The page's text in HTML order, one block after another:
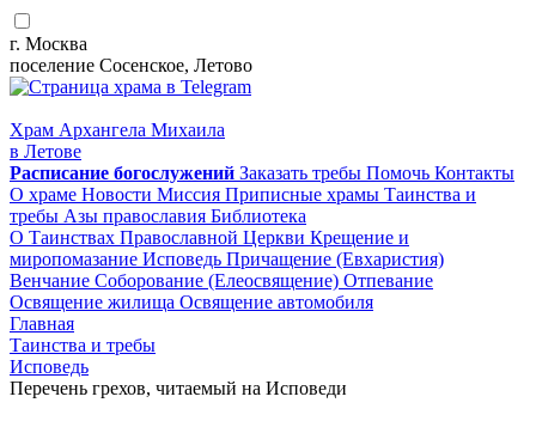
г. Москва
поселение Сосенское, Летово
Храм Архангела Михаила
в Летове
Расписание богослужений Заказать требы Помочь Контакты
О храме Новости Миссия Приписные храмы Таинства и
требы Азы православия Библиотека
О Таинствах Православной Церкви Крещение и
миропомазание Исповедь Причащение (Евхаристия)
Венчание Соборование (Елеосвящение) Отпевание
Освящение жилища Освящение автомобиля
Главная
Таинства и требы
Исповедь
Перечень грехов, читаемый на Исповеди